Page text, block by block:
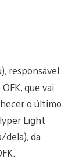
responsável
que vai
o último
Light
dela), da